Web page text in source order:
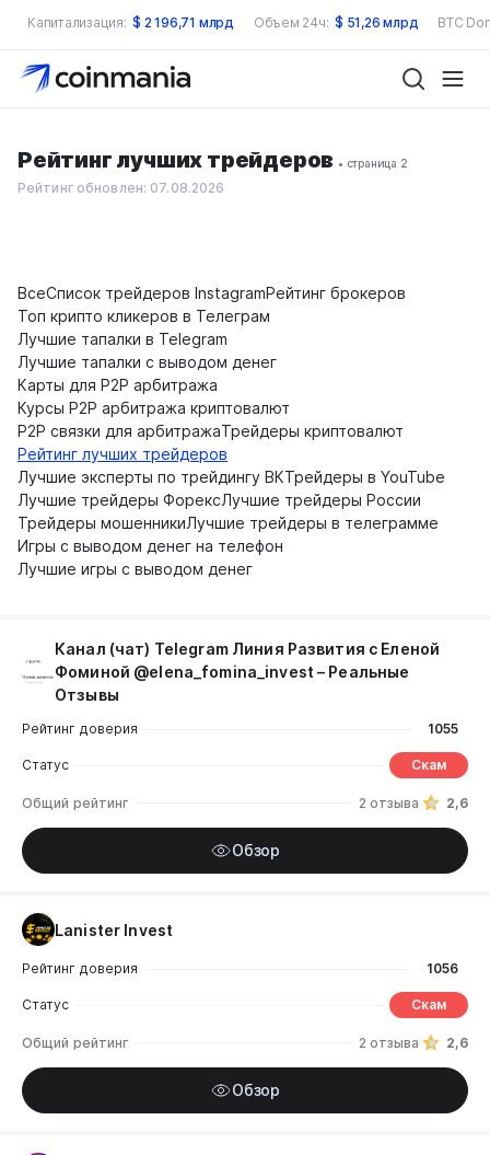
Капитализация: $ 2 196,71 млрд Объем 24ч: $ 51,26 млрд BTC
Рейтинг лучших трейдеров • страница 2
Рейтинг обновлен: 07.08.2026
ВсеСписок трейдеров InstagramРейтинг брокеров
Топ крипто кликеров в Телеграм
Лучшие тапалки в Telegram
Лучшие тапалки с выводом денег
Карты для P2P арбитража
Курсы P2P арбитража криптовалют
P2P связки для арбитражаТрейдеры криптовалют
Рейтинг лучших трейдеров
Лучшие эксперты по трейдингу ВКТрейдеры в YouTube
Лучшие трейдеры ФорексЛучшие трейдеры России
Трейдеры мошенникиЛучшие трейдеры в телеграмме
Игры с выводом денег на телефон
Лучшие игры с выводом денег
Рейтинг доверия 1055
Канал (чат) Telegram Линия Развития с Еленой
Фоминой @elena_fomina_invest – Реальные
Отзывы
Статус Скам
Общий рейтинг 2,6
2 отзыва
Обзор
Рейтинг доверия 1056
Lanister Invest
Статус Скам
Общий рейтинг 2,6
2 отзыва
Обзор